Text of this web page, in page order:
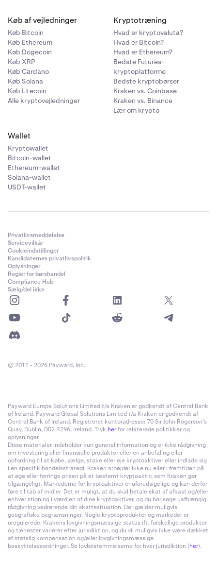
Køb af vejledninger
Køb Bitcoin
Køb Ethereum
Køb Dogecoin
Køb XRP
Køb Cardano
Køb Solana
Køb Litecoin
Alle kryptovejledninger
Kryptotræning
Hvad er kryptovaluta?
Hvad er Bitcoin?
Hvad er Ethereum?
Bedste Futures-
kryptoplatforme
Bedste kryptobørser
Kraken vs. Coinbase
Kraken vs. Binance
Lær om krypto
Wallet
Kryptowallet
Bitcoin-wallet
Ethereum-wallet
Solana-wallet
USDT-wallet
Privatlivsmeddelelse
Servicevilkår
Cookieindstillinger
Kandidaternes privatlivspolitik
Oplysninger
Regler for børshandel
Compliance Hub
Sælg/del ikke
© 2011 - 2026 Payward, Inc.
Payward Europe Solutions Limited t/a Kraken er godkendt af Central Bank
of Ireland. Payward Global Solutions Limited t/a Kraken er godkendt af
Central Bank of Ireland. Registreret kontoradresse: 70 Sir John Rogerson’s
Quay, Dublin, D02 R296, Ireland. Tryk herfor relaterede politikker og
oplysninger.
Disse materialer indeholder kun generel information og er ikke rådgivning
om investering eller finansielle produkter eller en anbefaling eller
opfordring til at købe, sælge, stake eller eje kryptoaktiver eller indlade sig
i en specifik handelsstrategi. Kraken arbejder ikke nu eller i fremtiden på
at øge eller forringe prisen på et bestemt kryptoaktiv, som Kraken gør
tilgængeligt. Markederne for kryptoaktiver er uforudsigelige og kan derfor
føre til tab af midler. Det er muligt, at du skal betale skat af afkast og/eller
enhver stigning i værdien af dine kryptoaktiver, og du bør søge uafhængig
rådgivning vedrørende din skattesituation. Der gælder muligvis
geografiske begrænsninger. Nogle kryptoprodukter og markeder er
uregulerede. Krakens lovgivningsmæssige status ift. forskellige produkter
og tjenester varierer efter jurisdiktion, og du vil muligvis ikke være dækket
af statslig kompensation og/eller lovgivningsmæssige
beskyttelsesordninger. Se lovbestemmelserne for hver jurisdiktion (her).